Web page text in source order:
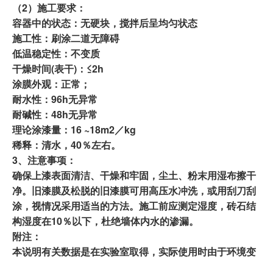
（2）施工要求：
容器中的状态：无硬块，搅拌后呈均匀状态
施工性：刷涂二道无障碍
低温稳定性：不变质
干燥时间(表干)：≤2h
涂膜外观：正常；
耐水性：96h无异常
耐碱性：48h无异常
理论涂漆量：16 ~18m2／kg
稀释：清水，40％左右。
3、 注意事项：
确保上漆表面清洁、干燥和牢固，尘土、粉末用湿布擦干
净。旧漆膜及松脱的旧漆膜可用高压水冲洗，或用刮刀刮
涂，视情况采用适当的方法。施工前应测定湿度，砖石结
构湿度在10％以下，杜绝墙体内水的渗漏。
附注：
本说明有关数据是在实验室取得，实际使用时由于环境变